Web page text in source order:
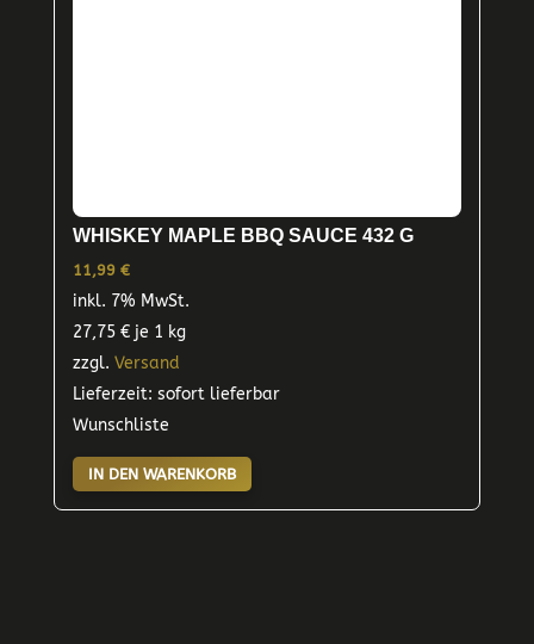
WHISKEY MAPLE BBQ SAUCE 432 G
11,99 €
inkl. 7% MwSt.
27,75 €je 1 kg
zzgl. Versand
Lieferzeit: sofort lieferbar
Wunschliste
IN DEN WARENKORB